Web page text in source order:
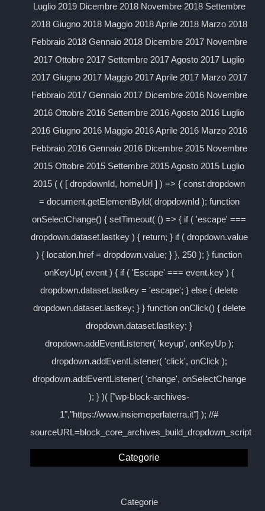
Luglio 2019 Dicembre 2018 Novembre 2018 Settembre
2018 Giugno 2018 Maggio 2018 Aprile 2018 Marzo 2018
Febbraio 2018 Gennaio 2018 Dicembre 2017 Novembre
2017 Ottobre 2017 Settembre 2017 Agosto 2017 Luglio
2017 Giugno 2017 Maggio 2017 Aprile 2017 Marzo 2017
Febbraio 2017 Gennaio 2017 Dicembre 2016 Novembre
2016 Ottobre 2016 Settembre 2016 Agosto 2016 Luglio
2016 Giugno 2016 Maggio 2016 Aprile 2016 Marzo 2016
Febbraio 2016 Gennaio 2016 Dicembre 2015 Novembre
2015 Ottobre 2015 Settembre 2015 Agosto 2015 Luglio
2015 ( ( [ dropdownId, homeUrl ] ) => { const dropdown
= document.getElementById( dropdownId ); function
onSelectChange() { setTimeout( () => { if ( 'escape' ===
dropdown.dataset.lastkey ) { return; } if ( dropdown.value
) { location.href = dropdown.value; } }, 250 ); } function
onKeyUp( event ) { if ( 'Escape' === event.key ) {
dropdown.dataset.lastkey = 'escape'; } else { delete
dropdown.dataset.lastkey; } } function onClick() { delete
dropdown.dataset.lastkey; }
dropdown.addEventListener( 'keyup', onKeyUp );
dropdown.addEventListener( 'click', onClick );
dropdown.addEventListener( 'change', onSelectChange
); } )( ["wp-block-archives-
1","https://www.insiemeperlaterra.it"] ); //#
sourceURL=block_core_archives_build_dropdown_script
Categorie
Categorie